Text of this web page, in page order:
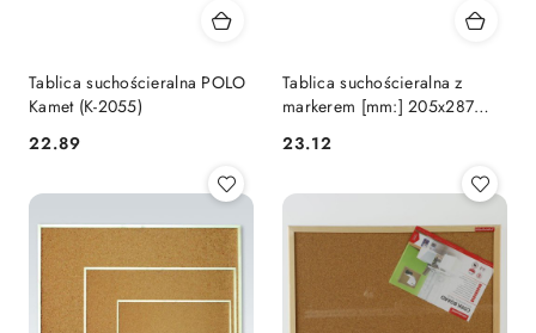
Tablica suchościeralna POLO
Kamet (K-2055)
Cena:
22.89
Tablica suchościeralna z
markerem [mm:] 205x287
Cena:
23.12